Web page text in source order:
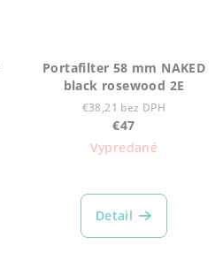
Portafilter 58 mm NAKED
black rosewood 2E
€38,21 bez DPH
€47
Vypredané
Detail